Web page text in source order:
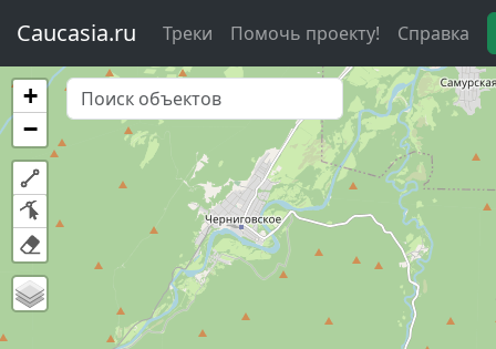
Caucasia.ru Треки Помочь проекту! Справка
+
−